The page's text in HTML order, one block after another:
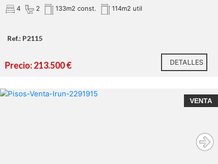
4 2 133m2 const. 114m2 util
Ref.: P2115
Precio: 213.500 € DETALLES
VENTA